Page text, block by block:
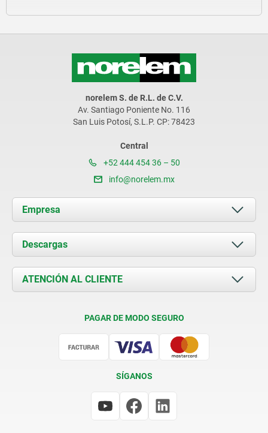
norelem S. de R.L. de C.V.
Av. Santiago Poniente No. 116
San Luis Potosí, S.L.P. CP: 78423
Central
+52 444 454 36 – 50
info@norelem.mx
Empresa
Acerca de nosotros
Novedades
Contacto
Descargas
Documents
ATENCIÓN AL CLIENTE
PAGAR DE MODO SEGURO
SÍGANOS